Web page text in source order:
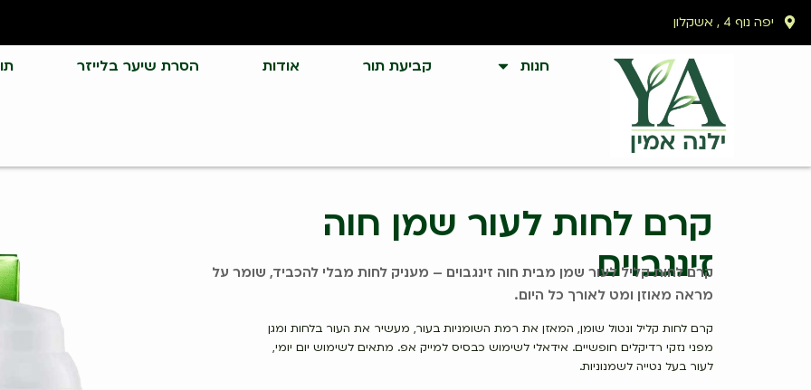
יפה נוף 4 , אשקלון
חנות קביעת תור אודות הסרת שיער בלייזר
קרם לחות לעור שמן חוה
זינגבוים
קרם לחות קליל לעור שמן מבית חוה זינגבוים – מעניק לחות מבלי להכביד, שומר על
מראה מאוזן ומט לאורך כל היום.
קרם לחות קליל ונטול שומן, המאזן את רמת השומניות בעור, מעשיר את העור בלחות ומגן
מפני נזקי רדיקלים חופשיים. אידאלי לשימוש כבסיס למייק אפ. מתאים לשימוש יום יומי,
לעור בעל נטייה לשמנוניות.